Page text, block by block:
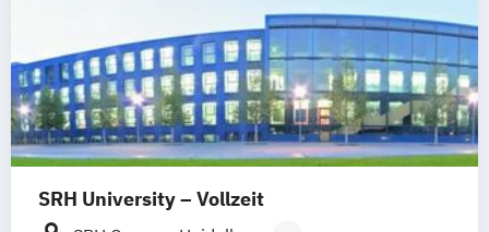
SRH University – Vollzeit